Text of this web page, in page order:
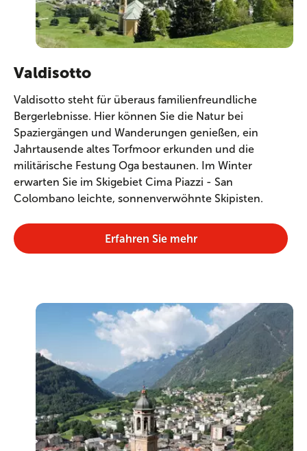
Valdisotto
Valdisotto steht für überaus familienfreundliche
Bergerlebnisse. Hier können Sie die Natur bei
Spaziergängen und Wanderungen genießen, ein
Jahrtausende altes Torfmoor erkunden und die
militärische Festung Oga bestaunen. Im Winter
erwarten Sie im Skigebiet Cima Piazzi - San
Colombano leichte, sonnenverwöhnte Skipisten.
Erfahren Sie mehr